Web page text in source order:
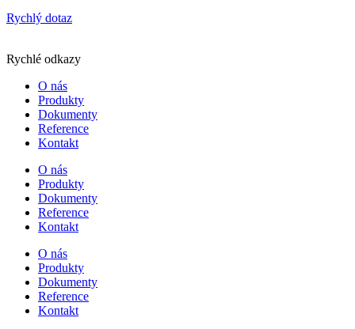
Rychlý dotaz
Rychlé odkazy
O nás
Produkty
Dokumenty
Reference
Kontakt
O nás
Produkty
Dokumenty
Reference
Kontakt
O nás
Produkty
Dokumenty
Reference
Kontakt